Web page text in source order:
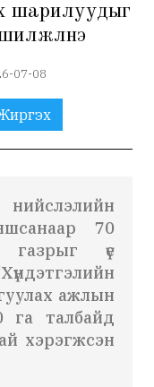
шарилуудыг
07-08
нийслэлийн
70
газрыг үе
ажлын
га талбайд
хэрэгжсэн